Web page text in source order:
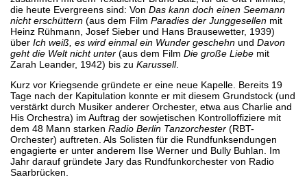
die heute Evergreens sind: Von Das kann doch einen Seemann
nicht erschüttern (aus dem Film Paradies der Junggesellen mit
Heinz Rühmann, Josef Sieber und Hans Brausewetter, 1939)
über Ich weiß, es wird einmal ein Wunder geschehn und Davon
geht die Welt nicht unter (aus dem Film Die große Liebe mit
Zarah Leander, 1942) bis zu Karussell.
Kurz vor Kriegsende gründete er eine neue Kapelle. Bereits 19
Tage nach der Kapitulation konnte er mit diesem Grundstock (und
verstärkt durch Musiker anderer Orchester, etwa aus Charlie and
His Orchestra) im Auftrag der sowjetischen Kontrolloffiziere mit
dem 48 Mann starken Radio Berlin Tanzorchester (RBT-
Orchester) auftreten. Als Solisten für die Rundfunksendungen
engagierte er unter anderem Ilse Werner und Bully Buhlan. Im
Jahr darauf gründete Jary das Rundfunkorchester von Radio
Saarbrücken.